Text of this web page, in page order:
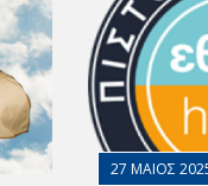
27 ΜΑΙΟΣ